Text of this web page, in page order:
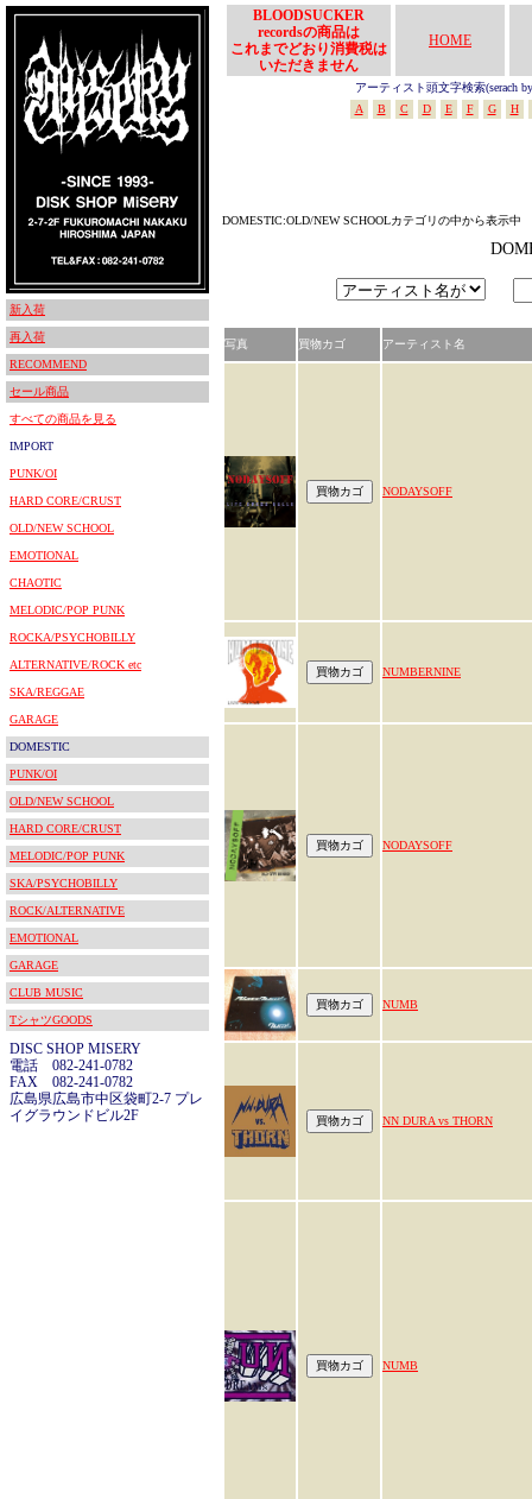
新入荷
再入荷
RECOMMEND
セール商品
すべての商品を見る
IMPORT
PUNK/OI
HARD CORE/CRUST
OLD/NEW SCHOOL
EMOTIONAL
CHAOTIC
MELODIC/POP PUNK
ROCKA/PSYCHOBILLY
ALTERNATIVE/ROCK etc
SKA/REGGAE
GARAGE
DOMESTIC
PUNK/OI
OLD/NEW SCHOOL
HARD CORE/CRUST
MELODIC/POP PUNK
SKA/PSYCHOBILLY
ROCK/ALTERNATIVE
EMOTIONAL
GARAGE
CLUB MUSIC
TシャツGOODS
DISC SHOP MISERY
電話 082-241-0782
FAX 082-241-0782
広島県広島市中区袋町2-7 プレ
イグラウンドビル2F
BLOODSUCKER
recordsの商品は
これまでどおり消費税は
いただきません
HOME
アーティスト頭文字検索(serach
A
B C D E F G H
DOMESTIC:OLD/NEW SCHOOLカテゴリの中から表示中
写真 買物カゴ アーティスト名
NODAYSOFF
NUMBERNINE
NODAYSOFF
NUMB
NN DURA vs THORN
NUMB